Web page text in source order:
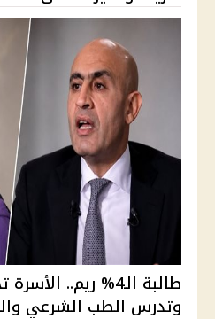
طالبة الـ4% ريم..
وتدرس الطب الشرعي